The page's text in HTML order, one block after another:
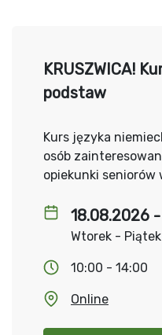
18.08.2026
Wtorek - Piątek
10:00 - 14:00
Online
KRUSZWICA!
podstaw
Kurs języka
osób
opiekunki seniorów